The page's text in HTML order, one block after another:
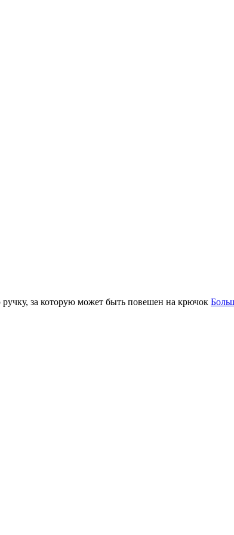
за которую может быть повешен на крючок